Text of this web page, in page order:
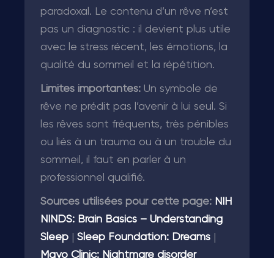
paradoxal. Le contenu d’un rêve n’est
pas un diagnostic : il devient plus utile
avec le stress récent, les émotions, la
qualité du sommeil et la répétition.
Limites importantes: Un symbole de
rêve ne prédit pas l’avenir à lui seul. Si
les rêves sont fréquents, très pénibles
ou liés à un trauma ou à un trouble du
sommeil, il faut en parler à un
professionnel qualifié.
Sources utilisées pour cette page: NIH
NINDS: Brain Basics – Understanding
Sleep
Sleep Foundation: Dreams
Mayo Clinic: Nightmare disorder